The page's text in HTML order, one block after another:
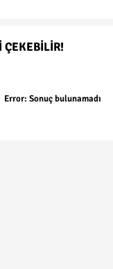
ÇEKEBILIR!
Error: Sonuç bulunamadı